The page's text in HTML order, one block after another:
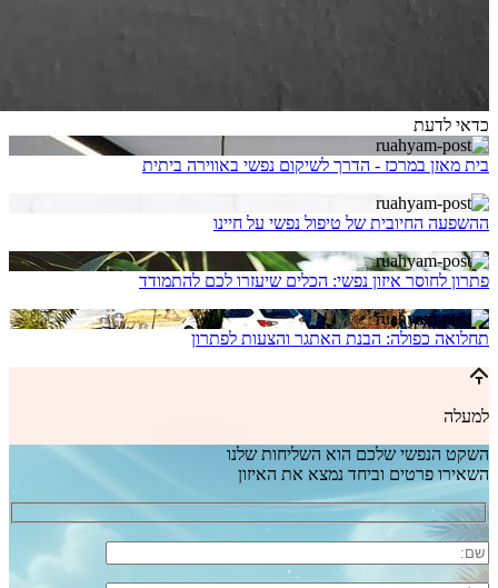
כדאי לדעת
בית מאזן במרכז - הדרך לשיקום נפשי באווירה ביתית
ההשפעה החיובית של טיפול נפשי על חיינו
פתרון לחוסר איזון נפשי: הכלים שיעזרו לכם להתמודד
תחלואה כפולה: הבנת האתגר והצעות לפתרון
למעלה
השקט הנפשי שלכם הוא השליחות שלנו
השאירו פרטים וביחד נמצא את האיזון